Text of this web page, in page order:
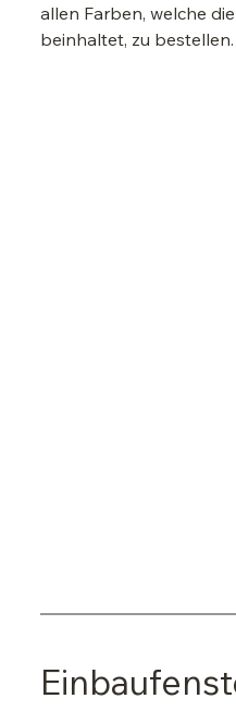
allen Farben, welche
beinhaltet, zu bestellen.